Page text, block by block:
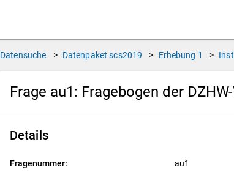
Datensuche > Datenpaket scs2019 > Erhebung 1 >
Frage au1: Fragebogen der
Details
Fragenummer:
au1